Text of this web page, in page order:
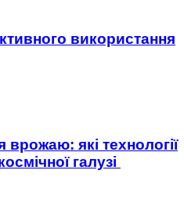
використання
врожаю: які технології
галузі